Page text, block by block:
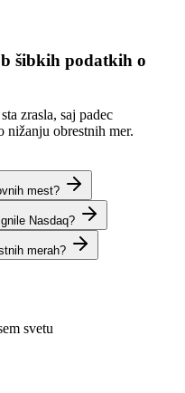
šibkih podatkih o
sta zrasla, saj padec
nižanju obrestnih mer.
mest?
Nasdaq?
merah?
svetu